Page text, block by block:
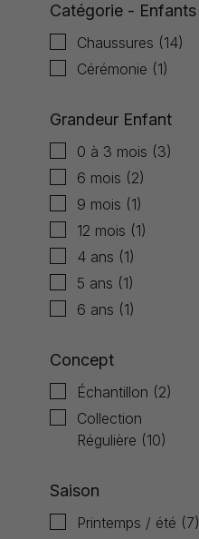
Catégorie - Enfants
Chaussures (14)
Cérémonie (1)
Grandeur Enfant
0 à 3 mois (3)
6 mois (2)
9 mois (1)
12 mois (1)
4 ans (1)
5 ans (1)
6 ans (1)
Concept
Échantillon (2)
Collection
Régulière (10)
Saison
Printemps / été (7)